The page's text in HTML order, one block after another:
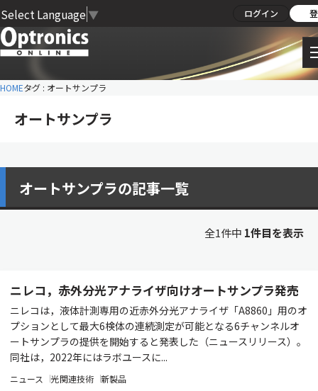
Select Language ▼ ログイン
HOMEタグ : オートサンプラ
オートサンプラ
オートサンプラの記事一覧
全1件中 1件目を表示
ニレコ，赤外分光アナライザ向けオートサンプラ発売
ニレコは，液体計測専用の近赤外分光アナライザ「A8860」用のオ
プションとして最大6検体の連続測定が可能となる6チャンネルオ
ートサンプラの提供を開始すると発表した（ニュースリリース）。
同社は，2022年にはラボユースに...
ニュース 光関連技術 新製品